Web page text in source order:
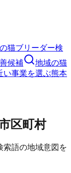
の猫ブリーダー検
候補
地域の猫
い事業を選ぶ熊本
区町村
索語の地域意図を